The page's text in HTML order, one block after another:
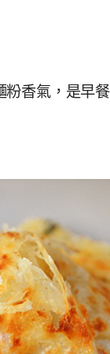
香氣，是早